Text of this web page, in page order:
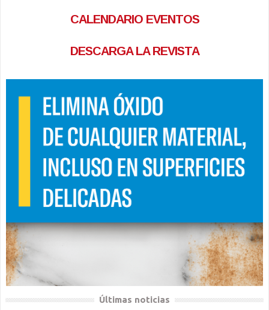
CALENDARIO EVENTOS
DESCARGA LA REVISTA
Últimas noticias